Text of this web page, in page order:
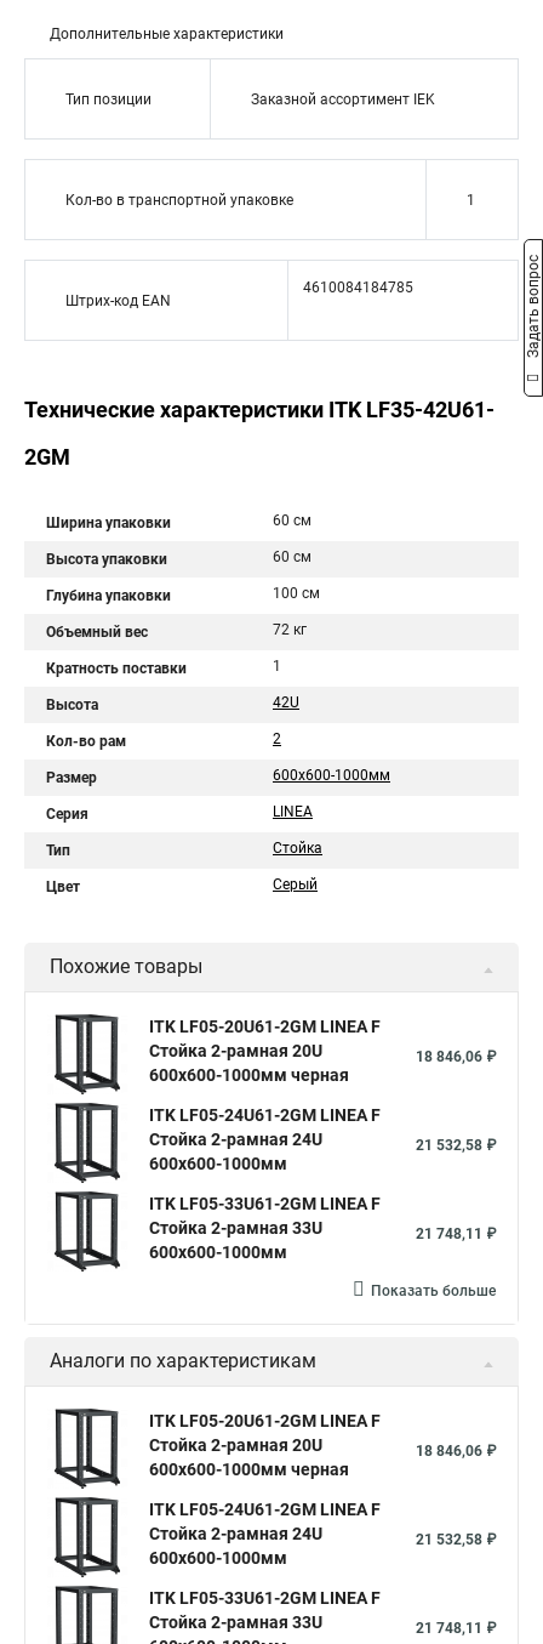
Дополнительные характеристики
Тип позиции Заказной ассортимент IEK
Кол-во в транспортной упаковке 1
Штрих-код EAN
4610084184785
Технические характеристики ITK LF35-42U61-
2GM
Ширина упаковки 60 см
Высота упаковки 60 см
Глубина упаковки 100 см
Объемный вес 72 кг
Кратность поставки 1
Высота 42U
Кол-во рам 2
Размер 600х600-1000мм
Серия LINEA
Тип Стойка
Цвет Серый
Похожие товары
ITK LF05-20U61-2GM LINEA F
Стойка 2-рамная 20U
600х600-1000мм черная
18 846,06 ₽
ITK LF05-24U61-2GM LINEA F
Стойка 2-рамная 24U
600х600-1000мм
21 532,58 ₽
ITK LF05-33U61-2GM LINEA F
Стойка 2-рамная 33U
600х600-1000мм
21 748,11 ₽
Показать больше
Аналоги по характеристикам
ITK LF05-20U61-2GM LINEA F
Стойка 2-рамная 20U
600х600-1000мм черная
18 846,06 ₽
ITK LF05-24U61-2GM LINEA F
Стойка 2-рамная 24U
600х600-1000мм
21 532,58 ₽
ITK LF05-33U61-2GM LINEA F
Стойка 2-рамная 33U
21 748,11 ₽
Задать вопрос